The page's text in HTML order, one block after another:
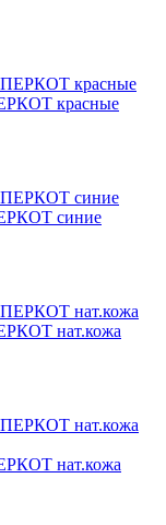
красные
синие
нат.кожа
нат.кожа